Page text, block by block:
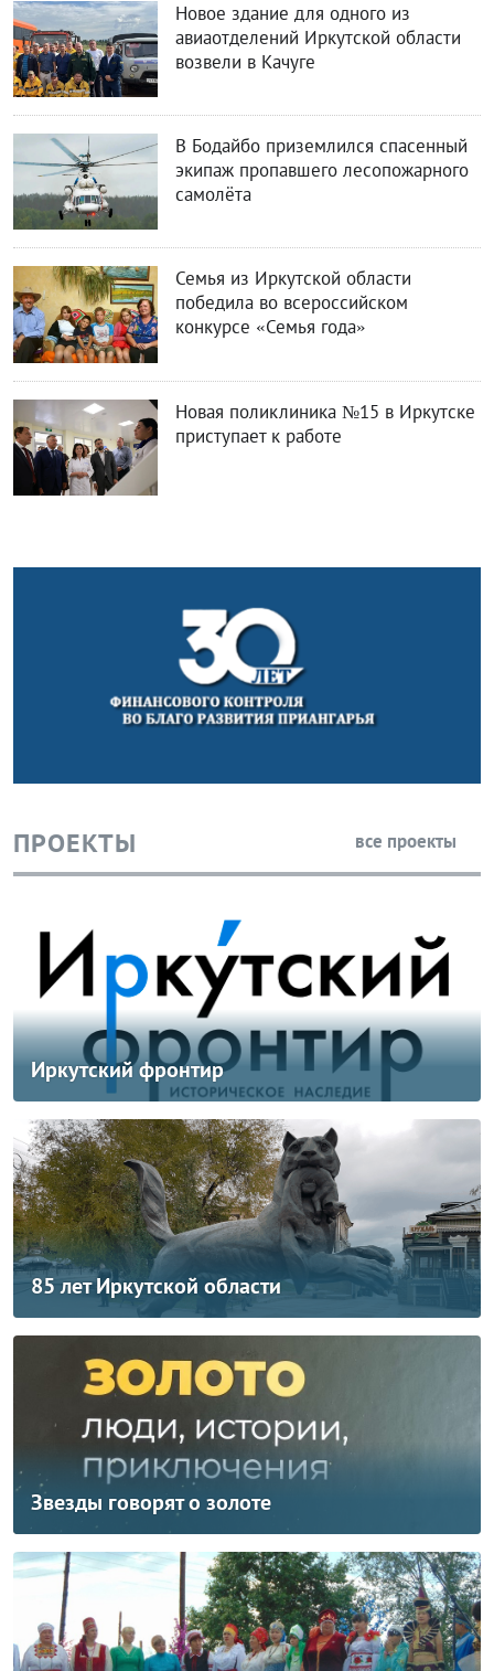
Новое здание для одного из
авиаотделений Иркутской области
возвели в Качуге
В Бодайбо приземлился спасенный
экипаж пропавшего лесопожарного
самолёта
Семья из Иркутской области
победила во всероссийском
конкурсе «Семья года»
Новая поликлиника №15 в Иркутске
приступает к работе
ПРОЕКТЫ все проекты
Иркутский фронтир
85 лет Иркутской области
Звезды говорят о золоте